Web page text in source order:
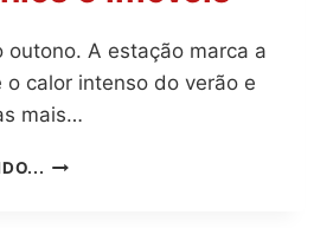
outono. A estação marca a
calor intenso do verão e
mais…
INÍCIO